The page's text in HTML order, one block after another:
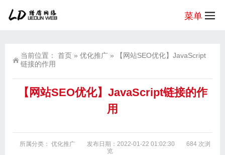
菜单
当前位置： 首页 » 优化推广 » 【网站SEO优化】JavaScript
链接的作用
【网站SEO优化】JavaScript链接的作
用
所属分类： 优化推广 发布日期：2022-01-22 01:02:30
684 次浏
览